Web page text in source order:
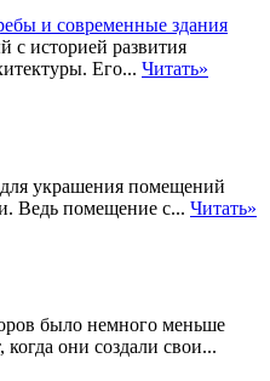
с историей развития
Его... Читать»
украшения помещений
Ведь помещение с... Читать»
было немного меньше
они создали свои...